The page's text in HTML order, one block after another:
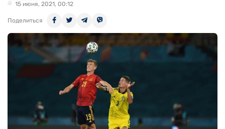
15 июня, 2021, 00:12
Поделиться